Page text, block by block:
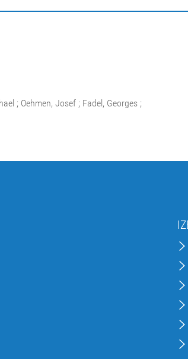
; Oehmen, Josef ; Fadel, Georges ;